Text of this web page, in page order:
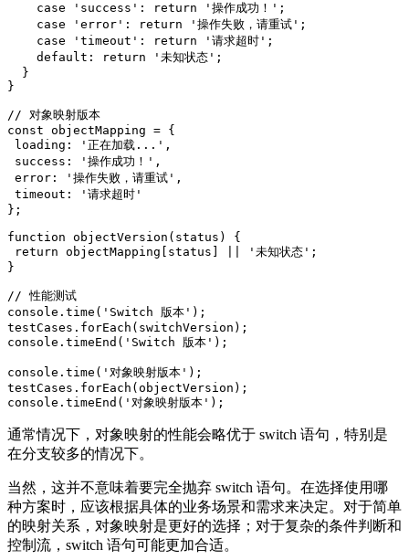
case 'success': return '操作成功！';
case 'error': return '操作失败，请重试';
case 'timeout': return '请求超时';
default: return '未知状态';
}
}
// 对象映射版本
const objectMapping = {
loading: '正在加载...',
success: '操作成功！',
error: '操作失败，请重试',
timeout: '请求超时'
};
function objectVersion(status) {
return objectMapping[status] || '未知状态';
}
// 性能测试
console.time('Switch 版本');
testCases.forEach(switchVersion);
console.timeEnd('Switch 版本');
console.time('对象映射版本');
testCases.forEach(objectVersion);
console.timeEnd('对象映射版本');
通常情况下，对象映射的性能会略优于 switch 语句，特别是
在分支较多的情况下。
当然，这并不意味着要完全抛弃 switch 语句。在选择使用哪
种方案时，应该根据具体的业务场景和需求来决定。对于简单
的映射关系，对象映射是更好的选择；对于复杂的条件判断和
控制流，switch 语句可能更加合适。